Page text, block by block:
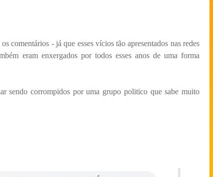
comentários - já que esses vícios tão apresentados nas redes
eram enxergados por todos esses anos de uma forma
sendo corrompidos por uma grupo politico que sabe muito